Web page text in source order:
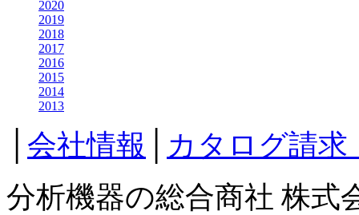
2020
2019
2018
2017
2016
2015
2014
2013
会社情報
カタログ請
分析機器の総合商社 株式